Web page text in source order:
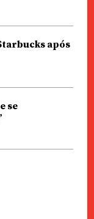
após
se